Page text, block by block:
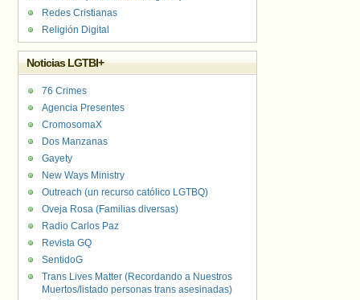
Redes Cristianas
Religión Digital
Noticias LGTBI+
76 Crimes
Agencia Presentes
CromosomaX
Dos Manzanas
Gayety
New Ways Ministry
Outreach (un recurso católico LGTBQ)
Oveja Rosa (Familias diversas)
Radio Carlos Paz
Revista GQ
SentidoG
Trans Lives Matter (Recordando a Nuestros
Muertos/listado personas trans asesinadas)